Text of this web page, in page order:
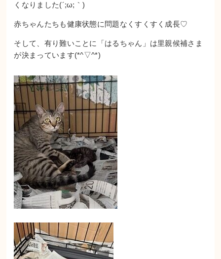
くなりました(´;ω;｀)
赤ちゃんたちも健康状態に問題なくすくすく成長♡
そして、有り難いことに「はるちゃん」は里親候補さま
が決まっています(*^▽^*)